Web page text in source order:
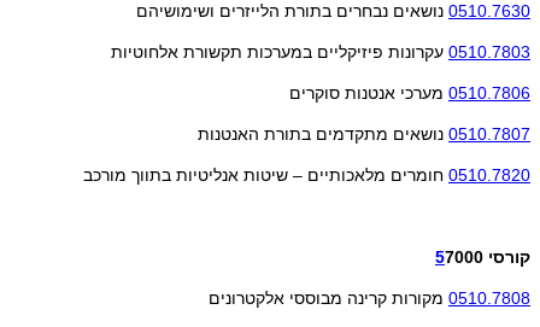
0510.7630 נושאים נבחרים בתורת הלייזרים ושימושיהם
0510.7803 עקרונות פיזיקליים במערכות תקשורת אלחוטיות
0510.7806 מערכי אנטנות סוקרים
0510.7807 נושאים מתקדמים בתורת האנטנות
0510.7820 חומרים מלאכותיים – שיטות אנליטיות בתווך מורכב
קורסי 57000
0510.7808 מקורות קרינה מבוססי אלקטרונים